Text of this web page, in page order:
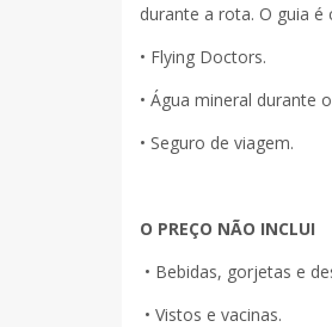
durante a rota. O guia
• Flying Doctors.
• Água mineral durante
• Seguro de viagem.
O PREÇO NÃO INCLUI
• Bebidas, gorjetas e
• Vistos e vacinas.